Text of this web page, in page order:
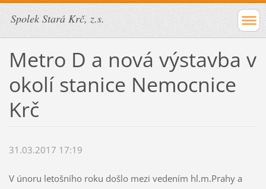
Spolek Stará Krč, z.s.
Metro D a nová výstavba v
okolí stanice Nemocnice
Krč
31.03.2017 17:19
V únoru letošního roku došlo mezi vedením hl.m.Prahy a